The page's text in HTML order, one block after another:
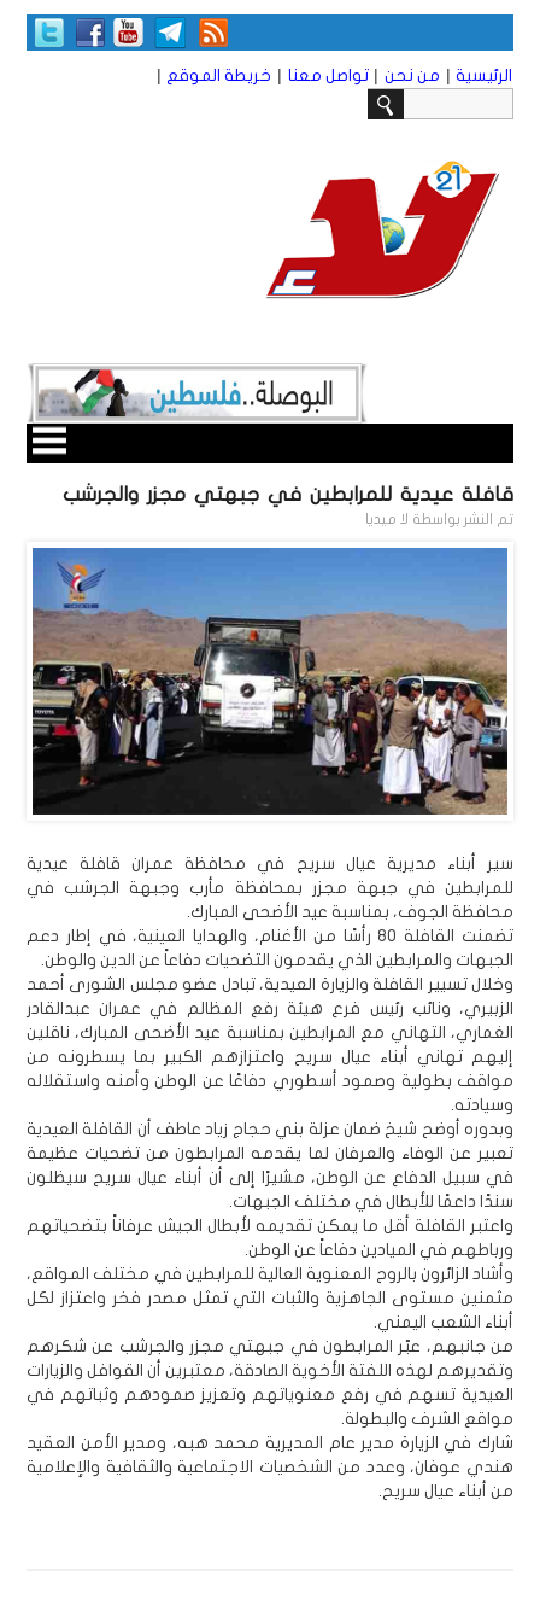
الرئيسية | من نحن | تواصل معنا | خريطة الموقع |
قافلة عيدية للمرابطين في جبهتي مجزر والجرشب
تم النشر بواسطة لا ميديا
سير أبناء مديرية عيال سريح في محافظة عمران قافلة عيدية
للمرابطين في جبهة مجزر بمحافظة مأرب وجبهة الجرشب في
محافظة الجوف، بمناسبة عيد الأضحى المبارك.
تضمنت القافلة 80 رأسًا من الأغنام، والهدايا العينية، في إطار دعم
الجبهات والمرابطين الذي يقدمون التضحيات دفاعاً عن الدين والوطن.
وخلال تسيير القافلة والزيارة العيدية، تبادل عضو مجلس الشورى أحمد
الزبيري، ونائب رئيس فرع هيئة رفع المظالم في عمران عبدالقادر
الغماري، التهاني مع المرابطين بمناسبة عيد الأضحى المبارك، ناقلين
إليهم تهاني أبناء عيال سريح واعتزازهم الكبير بما يسطرونه من
مواقف بطولية وصمود أسطوري دفاعًا عن الوطن وأمنه واستقلاله
وسيادته.
وبدوره أوضح شيخ ضمان عزلة بني حجاج زياد عاطف أن القافلة العيدية
تعبير عن الوفاء والعرفان لما يقدمه المرابطون من تضحيات عظيمة
في سبيل الدفاع عن الوطن، مشيرًا إلى أن أبناء عيال سريح سيظلون
سندًا داعمًا للأبطال في مختلف الجبهات.
واعتبر القافلة أقل ما يمكن تقديمه لأبطال الجيش عرفاناً بتضحياتهم
ورباطهم في الميادين دفاعاً عن الوطن.
وأشاد الزائرون بالروح المعنوية العالية للمرابطين في مختلف المواقع،
مثمنين مستوى الجاهزية والثبات التي تمثل مصدر فخر واعتزاز لكل
أبناء الشعب اليمني.
من جانبهم، عبّر المرابطون في جبهتي مجزر والجرشب عن شكرهم
وتقديرهم لهذه اللفتة الأخوية الصادقة، معتبرين أن القوافل والزيارات
العيدية تسهم في رفع معنوياتهم وتعزيز صمودهم وثباتهم في
مواقع الشرف والبطولة.
شارك في الزيارة مدير عام المديرية محمد هبه، ومدير الأمن العقيد
هندي عوفان، وعدد من الشخصيات الاجتماعية والثقافية والإعلامية
من أبناء عيال سريح.